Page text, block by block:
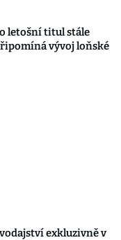
letošní titul stále
vývoj loňské
exkluzivně v